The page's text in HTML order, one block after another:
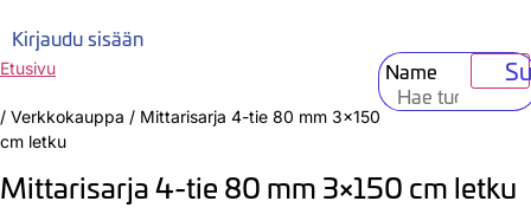
Kirjaudu sisään
Name
Etusivu
/ Verkkokauppa / Mittarisarja 4-tie 80 mm 3×150
cm letku
Mittarisarja 4-tie 80 mm 3×150 cm letku